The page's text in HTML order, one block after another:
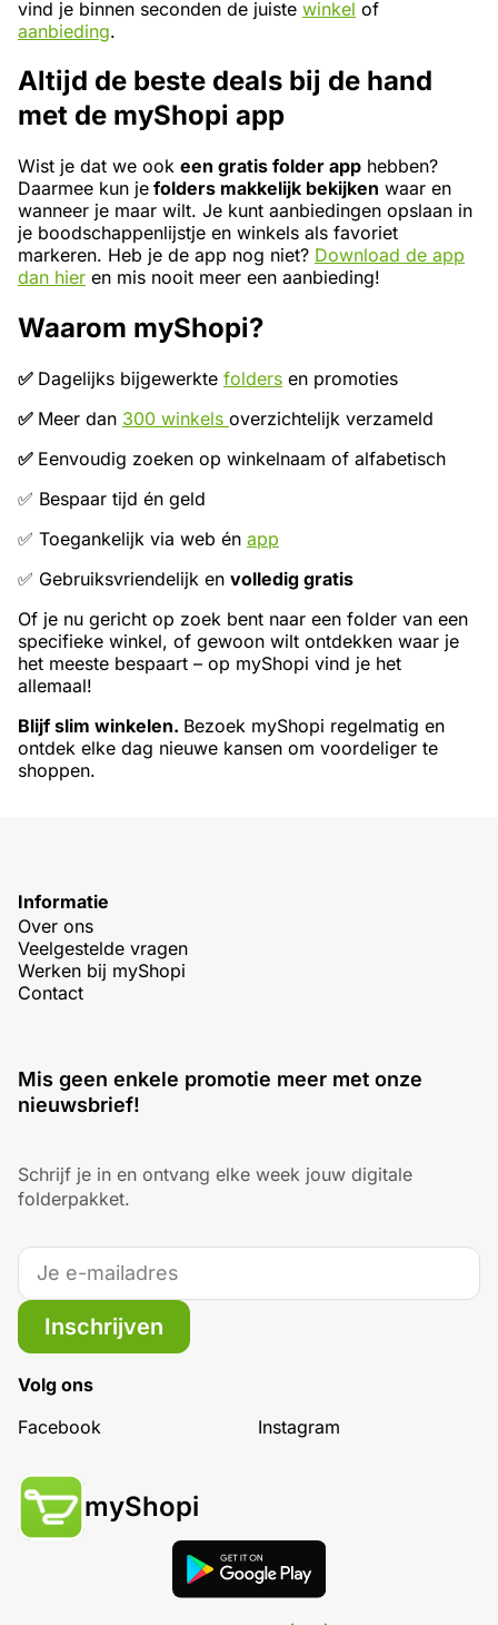
vind je binnen seconden de juiste winkel of
aanbieding.
Altijd de beste deals bij de hand
met de myShopi app
Wist je dat we ook een gratis folder app hebben?
Daarmee kun je folders makkelijk bekijken waar en
wanneer je maar wilt. Je kunt aanbiedingen opslaan in
je boodschappenlijstje en winkels als favoriet
markeren. Heb je de app nog niet? Download de app
dan hier en mis nooit meer een aanbieding!
Waarom myShopi?
✅ Dagelijks bijgewerkte folders en promoties
✅ Meer dan 300 winkels overzichtelijk verzameld
✅ Eenvoudig zoeken op winkelnaam of alfabetisch
✅ Bespaar tijd én geld
✅ Toegankelijk via web én app
✅ Gebruiksvriendelijk en volledig gratis
Of je nu gericht op zoek bent naar een folder van een
specifieke winkel, of gewoon wilt ontdekken waar je
het meeste bespaart – op myShopi vind je het
allemaal!
Blijf slim winkelen. Bezoek myShopi regelmatig en
ontdek elke dag nieuwe kansen om voordeliger te
shoppen.
Informatie
Over ons
Veelgestelde vragen
Werken bij myShopi
Contact
Mis geen enkele promotie meer met onze
nieuwsbrief!
Schrijf je in en ontvang elke week jouw digitale
folderpakket.
Inschrijven
Volg ons
Facebook
Instagram
myShopi